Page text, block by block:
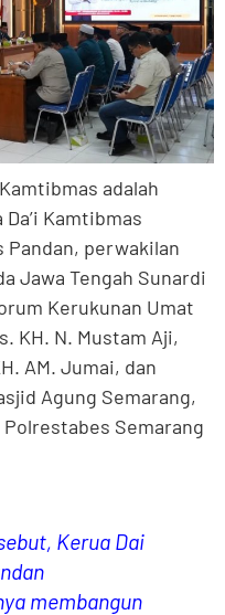
adalah
Kamtibmas
Pandan, perwakilan
Jawa Tengah Sunardi
Kerukunan Umat
KH. N. Mustam Aji,
AM. Jumai, dan
Agung Semarang,
Semarang
Kerua Dai
membangun